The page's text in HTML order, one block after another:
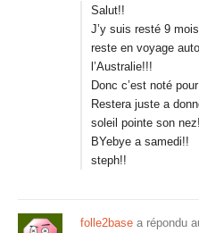
Salut!!
J’y suis resté 9
reste en voyage
l’Australie!!!
Donc c’est noté
Restera juste a
soleil pointe son
BYebye a samedi!!
steph!!
folle2base a répondu